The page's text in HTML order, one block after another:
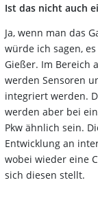
Ist das nicht auch
Ja, wenn man das
würde ich sagen,
Gießer. Im Bereich
werden Sensoren
integriert werden.
werden aber bei
Pkw ähnlich sein.
Entwicklung an
wobei wieder eine
sich diesen stellt.